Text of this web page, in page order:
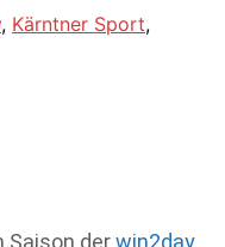
, Kärntner Sport,
Saison derwin2day